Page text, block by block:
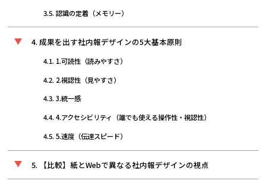
認識の定着（メモリー）
成果を出す社内報デザインの5大基本原則
1.可読性（読みやすさ）
2.視認性（見やすさ）
3.統一感
4.アクセシビリティ（誰でも使える操作性・視認性）
5.速度（伝達スピード）
【比較】紙とWebで異なる社内報デザインの視点